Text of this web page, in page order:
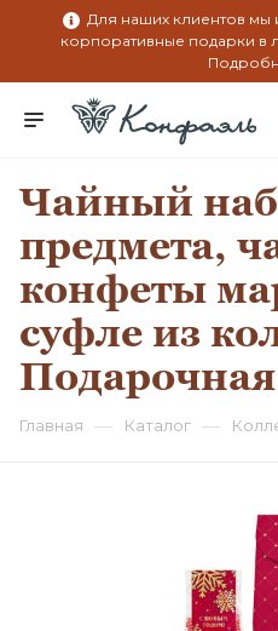
Для наших клиентов мы
корпоративные подарки
Чайный
предмета,
конфеты
суфле из
Подарочная
Главная — Каталог —